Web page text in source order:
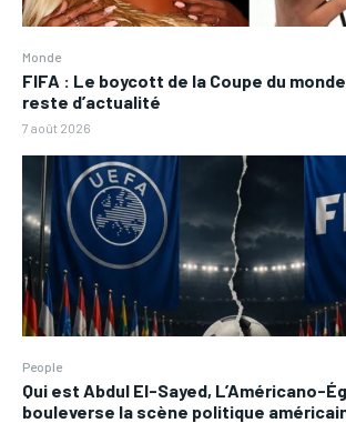
Monde
FIFA : Le boycott de la Coupe du monde
reste d’actualité
7 août 2026
People
Qui est Abdul El-Sayed, L’Américano-
bouleverse la scène politique